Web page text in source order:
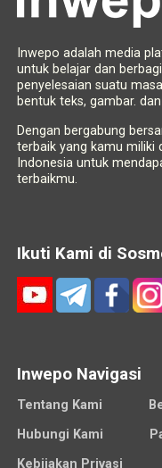
Inwepo adalah media
untuk belajar dan
penyelesaian suatu
bentuk teks, gambar.
Dengan bergabung
terbaik yang kamu miliki
Indonesia untuk
terbaikmu.
Ikuti Kami di
Inwepo Navigasi
Tentang Kami
Hubungi Kami
Kebijakan Privasi